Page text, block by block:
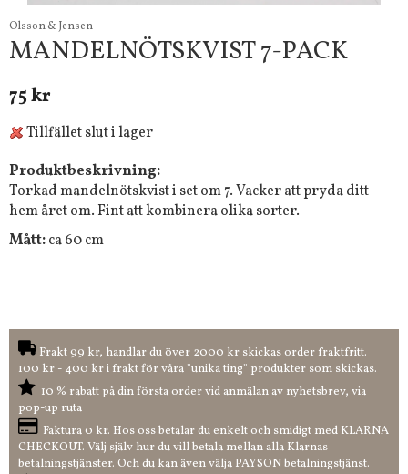
Olsson & Jensen
MANDELNÖTSKVIST 7-PACK
75 kr
Tillfället slut i lager
Produktbeskrivning:
Torkad mandelnötskvist i set om 7. Vacker att pryda ditt
hem året om. Fint att kombinera olika sorter.
Mått:ca 60 cm
Frakt 99 kr, handlar du över 2000 kr skickas order fraktfritt.
100 kr - 400 kr i frakt för våra "unika ting" produkter som skickas.
10 % rabatt på din första order vid anmälan av nyhetsbrev, via
pop-up ruta
Faktura 0 kr. Hos oss betalar du enkelt och smidigt med KLARNA
CHECKOUT. Välj själv hur du vill betala mellan alla Klarnas
betalningstjänster. Och du kan även välja PAYSON betalningstjänst.